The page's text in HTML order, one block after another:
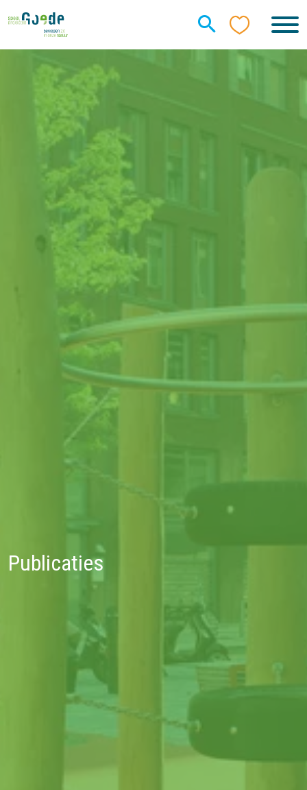
Publicaties